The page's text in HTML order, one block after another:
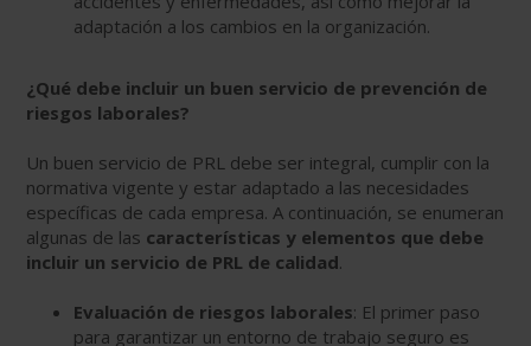
adaptación a los cambios en la organización.
¿Qué debe incluir un buen servicio de prevención de
riesgos laborales?
Un buen servicio de PRL debe ser integral, cumplir con la
normativa vigente y estar adaptado a las necesidades
específicas de cada empresa. A continuación, se enumeran
algunas de las características y elementos que debe
incluir un servicio de PRL de calidad.
Evaluación de riesgos laborales: El primer paso
para garantizar un entorno de trabajo seguro es